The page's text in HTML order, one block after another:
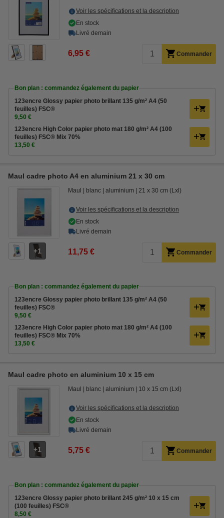
Voir les spécifications et la description
En stock
Livré demain
6,95 € Commander
Bon plan : commandez également du papier
123encre Glossy papier photo brillant 135 g/m² A4 (50
feuilles) FSC®
9,50 €
123encre High Color papier photo mat 180 g/m² A4 (100
feuilles) FSC® Mix 70%
13,50 €
Maul cadre photo A4 en aluminium 21 x 30 cm
1
Maul blanc aluminium 21 x 30 cm (Lxl)
Voir les spécifications et la description
En stock
Livré demain
11,75 € Commander
Bon plan : commandez également du papier
123encre Glossy papier photo brillant 135 g/m² A4 (50
feuilles) FSC®
9,50 €
123encre High Color papier photo mat 180 g/m² A4 (100
feuilles) FSC® Mix 70%
13,50 €
Maul cadre photo en aluminium 10 x 15 cm
1
Maul blanc aluminium 10 x 15 cm (Lxl)
Voir les spécifications et la description
En stock
Livré demain
5,75 € Commander
Bon plan : commandez également du papier
123encre Glossy papier photo brillant 245 g/m² 10 x 15 cm
(100 feuilles) FSC®
8,50 €